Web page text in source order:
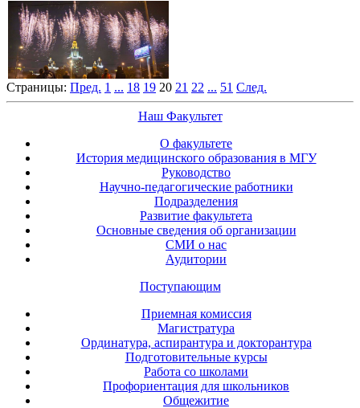
Страницы: Пред. 1 ... 18 19 20 21 22 ... 51 След.
Наш Факультет
О факультете
История медицинского образования в МГУ
Руководство
Научно-педагогические работники
Подразделения
Развитие факультета
Основные сведения об организации
СМИ о нас
Аудитории
Поступающим
Приемная комиссия
Магистратура
Ординатура, аспирантура и докторантура
Подготовительные курсы
Работа со школами
Профориентация для школьников
Общежитие